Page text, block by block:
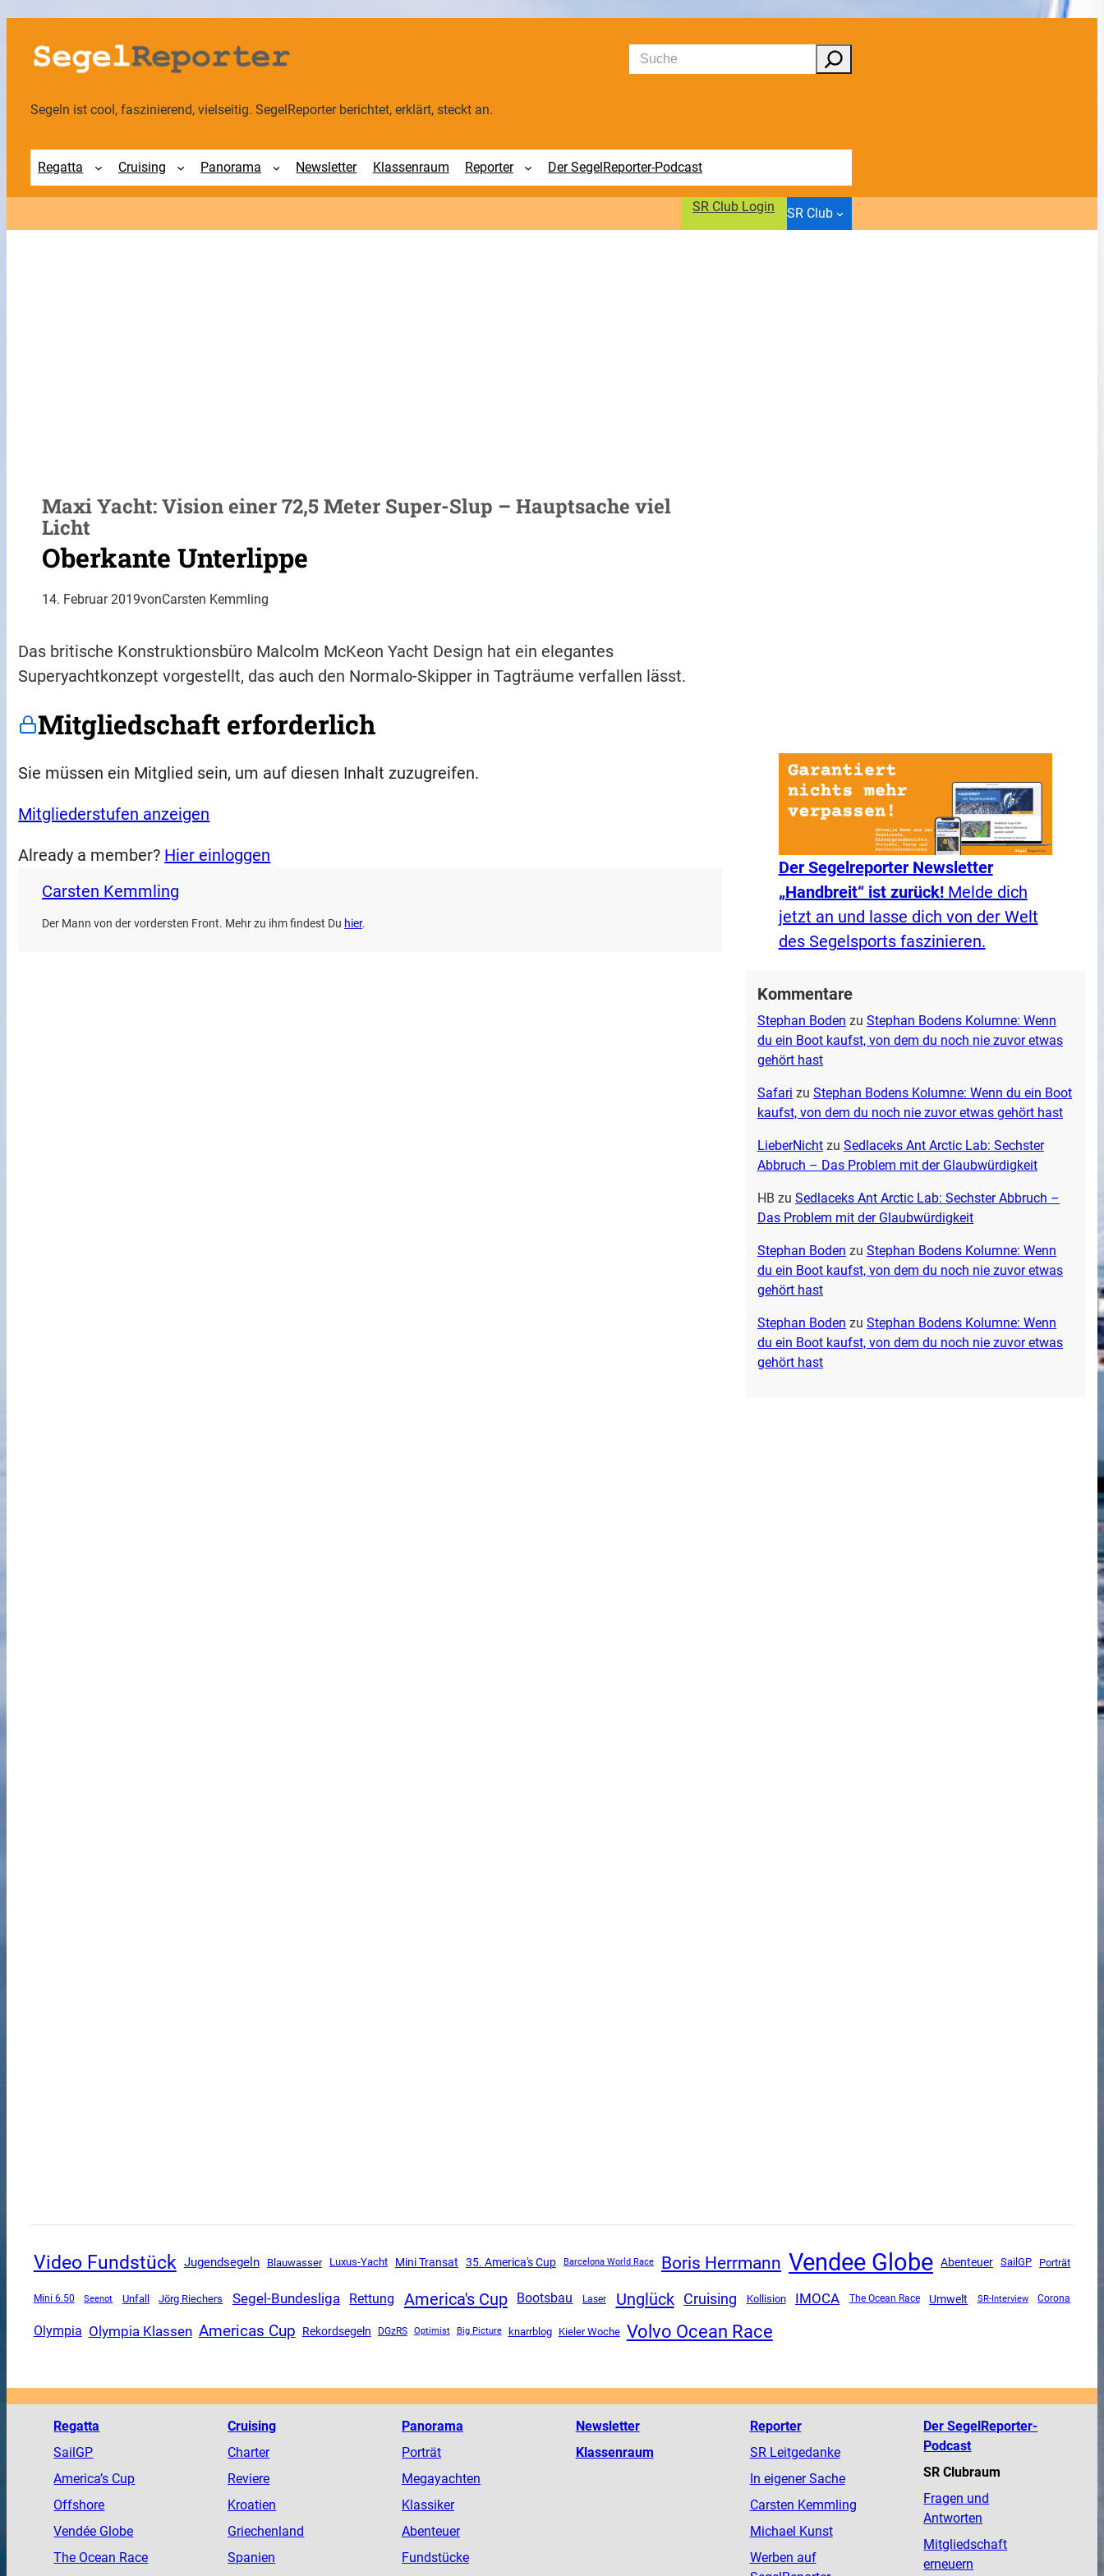
Zum
Inhalt
springen
Suchen
Segeln ist cool, faszinierend, vielseitig. SegelReporter berichtet, erklärt, steckt an.
Regatta Cruising Panorama Newsletter Klassenraum Reporter Der SegelReporter-Podcast
SR Club Login SR Club
Maxi Yacht: Vision einer 72,5 Meter Super-Slup – Hauptsache viel
Licht
Oberkante Unterlippe
14. Februar 2019vonCarsten Kemmling
Das britische Konstruktionsbüro Malcolm McKeon Yacht Design hat ein elegantes
Superyachtkonzept vorgestellt, das auch den Normalo-Skipper in Tagträume verfallen lässt.
Mitgliedschaft erforderlich
Sie müssen ein Mitglied sein, um auf diesen Inhalt zuzugreifen.
Mitgliederstufen anzeigen
Already a member? Hier einloggen
Carsten Kemmling
Der Mann von der vordersten Front. Mehr zu ihm findest Du hier.
Der Segelreporter Newsletter
„Handbreit“ ist zurück!Melde dich
jetzt an und lasse dich von der Welt
des Segelsports faszinieren.
Kommentare
Stephan Boden zu Stephan Bodens Kolumne: Wenn
du ein Boot kaufst, von dem du noch nie zuvor etwas
gehört hast
Safari zu Stephan Bodens Kolumne: Wenn du ein Boot
kaufst, von dem du noch nie zuvor etwas gehört hast
LieberNichtzu Sedlaceks Ant Arctic Lab: Sechster
Abbruch – Das Problem mit der Glaubwürdigkeit
HB zu Sedlaceks Ant Arctic Lab: Sechster Abbruch –
Das Problem mit der Glaubwürdigkeit
Stephan Boden zu Stephan Bodens Kolumne: Wenn
du ein Boot kaufst, von dem du noch nie zuvor etwas
gehört hast
Stephan Boden zu Stephan Bodens Kolumne: Wenn
du ein Boot kaufst, von dem du noch nie zuvor etwas
gehört hast
Video Fundstück Jugendsegeln Blauwasser Luxus-Yacht Mini Transat 35. America's Cup Barcelona World Race Boris Herrmann Vendee Globe Abenteuer SailGP Porträt
Mini 6.50 Seenot Unfall Jörg Riechers Segel-Bundesliga Rettung America's Cup Bootsbau Laser Unglück Cruising Kollision IMOCA The Ocean Race Umwelt SR-Interview Corona
Olympia Olympia Klassen Americas Cup Rekordsegeln DGzRS Optimist Big Picture knarrblog Kieler Woche Volvo Ocean Race
Regatta
SailGP
America’s Cup
Offshore
Vendée Globe
The Ocean Race
Cruising
Charter
Reviere
Kroatien
Griechenland
Spanien
Panorama
Porträt
Megayachten
Klassiker
Abenteuer
Fundstücke
Newsletter
Klassenraum
Reporter
SR Leitgedanke
In eigener Sache
Carsten Kemmling
Michael Kunst
Werben auf
Der SegelReporter-
Podcast
SR Clubraum
Fragen und
Antworten
Mitgliedschaft
erneuern